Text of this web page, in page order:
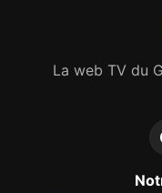
La web TV du